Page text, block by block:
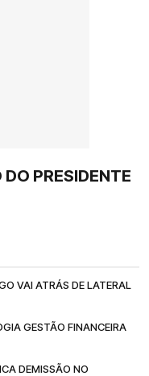
PRESIDENTE
VAI ATRÁS DE LATERAL
GESTÃO FINANCEIRA
DEMISSÃO NO